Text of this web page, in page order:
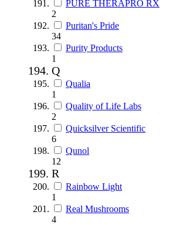
PURE THERAPRO RX
2
Puritan's Pride
34
Purity Products
1
Q
Qualia
1
Quality of Life Labs
2
Quicksilver Scientific
6
Qunol
12
R
Rainbow Light
1
Real Mushrooms
4